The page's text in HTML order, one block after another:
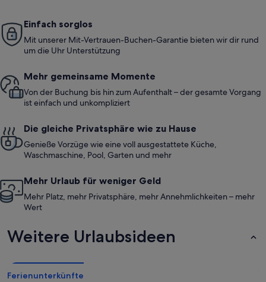
Einfach sorglos
Mit unserer Mit-Vertrauen-Buchen-Garantie bieten wir dir rund
um die Uhr Unterstützung
Mehr gemeinsame Momente
Von der Buchung bis hin zum Aufenthalt – der gesamte Vorgang
ist einfach und unkompliziert
Die gleiche Privatsphäre wie zu Hause
Genieße Vorzüge wie eine voll ausgestattete Küche,
Waschmaschine, Pool, Garten und mehr
Mehr Urlaub für weniger Geld
Mehr Platz, mehr Privatsphäre, mehr Annehmlichkeiten – mehr
Wert
Weitere Urlaubsideen
Ferienunterkünfte